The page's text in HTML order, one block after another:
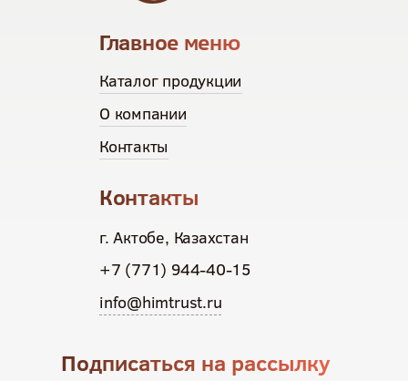
Главное меню
Каталог продукции
О компании
Контакты
Контакты
г. Актобе, Казахстан
+7 (771) 944-40-15
info@himtrust.ru
Подписаться на рассылку